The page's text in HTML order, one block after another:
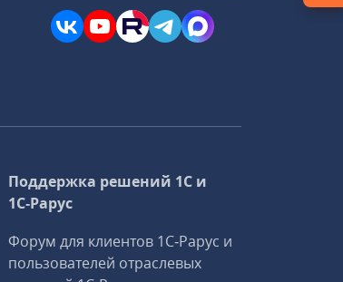
Поддержка решений 1С и
1С‑Рарус
Форум для клиентов 1С‑Рарус и
пользователей отраслевых